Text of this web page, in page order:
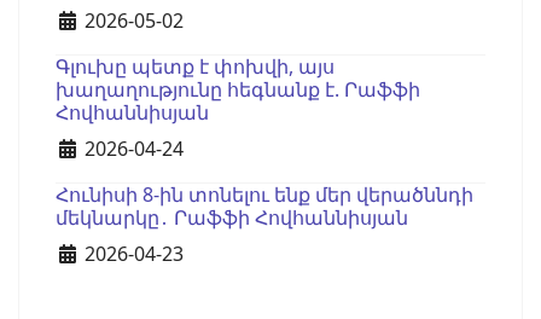
Details
2026-05-02
Գլուխը պետք է փոխվի, այս
խաղաղությունը հեգնանք է. Րաֆֆի
Հովհաննիսյան
Details
2026-04-24
Հունիսի 8-ին տոնելու ենք մեր վերածննդի
մեկնարկը․ Րաֆֆի Հովհաննիսյան
Details
2026-04-23